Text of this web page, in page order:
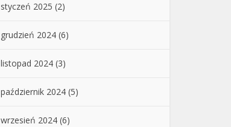
styczeń 2025 (2)
grudzień 2024 (6)
listopad 2024 (3)
październik 2024 (5)
wrzesień 2024 (6)